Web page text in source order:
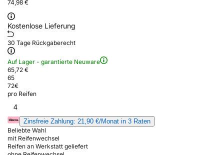
74,98 €
Kostenlose Lieferung
30 Tage Rückgaberecht
Auf Lager - garantierte Neuware
65,72 €
65
72€
pro Reifen
4
Zinsfreie Zahlung: 21,90 €/Monat in 3 Raten
Beliebte Wahl
mit Reifenwechsel
Reifen an Werkstatt geliefert